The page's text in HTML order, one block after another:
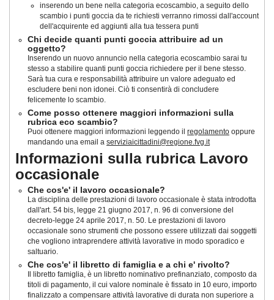
inserendo un bene nella categoria ecoscambio, a seguito dello
scambio i punti goccia da te richiesti verranno rimossi dall'account
dell'acquirente ed aggiunti alla tua tessera punti
Chi decide quanti punti goccia attribuire ad un
oggetto?
Inserendo un nuovo annuncio nella categoria ecoscambio sarai tu
stesso a stabilire quanti punti goccia richiedere per il bene stesso.
Sarà tua cura e responsabilità attribuire un valore adeguato ed
escludere beni non idonei. Ciò ti consentirà di concludere
felicemente lo scambio.
Come posso ottenere maggiori informazioni sulla
rubrica eco scambio?
Puoi ottenere maggiori informazioni leggendo il regolamento oppure
mandando una email a serviziaicittadini@regione.fvg.it
Informazioni sulla rubrica Lavoro
occasionale
Che cos'e' il lavoro occasionale?
La disciplina delle prestazioni di lavoro occasionale è stata introdotta
dall'art. 54 bis, legge 21 giugno 2017, n. 96 di conversione del
decreto-legge 24 aprile 2017, n. 50. Le prestazioni di lavoro
occasionale sono strumenti che possono essere utilizzati dai soggetti
che vogliono intraprendere attività lavorative in modo sporadico e
saltuario.
Che cos'e' il libretto di famiglia e a chi e' rivolto?
Il libretto famiglia, è un libretto nominativo prefinanziato, composto da
titoli di pagamento, il cui valore nominale è fissato in 10 euro, importo
finalizzato a compensare attività lavorative di durata non superiore a